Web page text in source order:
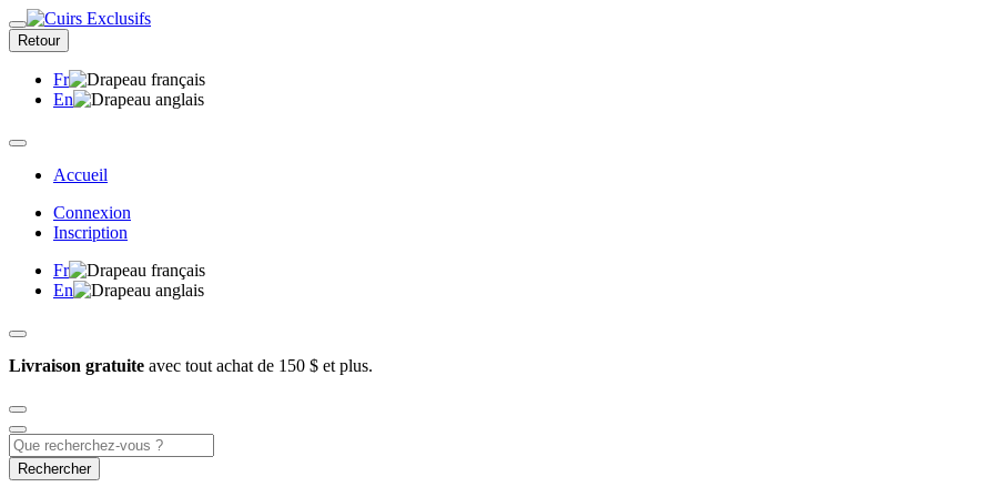
Retour
Fr
En
Accueil
Connexion
Inscription
Fr
En
Livraison gratuite avec tout achat de 150 $ et plus.
Rechercher